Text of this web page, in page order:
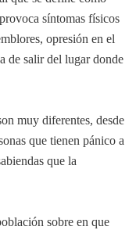
síntomas físicos
opresión en el
de salir del lugar donde
muy diferentes, desde
que tienen pánico a
que la
sobre en que